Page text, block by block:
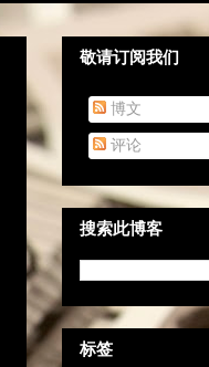
敬请订阅我们
博文
评论
搜索此博客
标签